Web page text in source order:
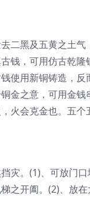
二黑及五黄之土气
钱，可用仿古乾隆
使用新铜铸造，反
金之意，可用金钱
火会克金也。五个
灾。(1)、可放门
之开阖。(2)、放